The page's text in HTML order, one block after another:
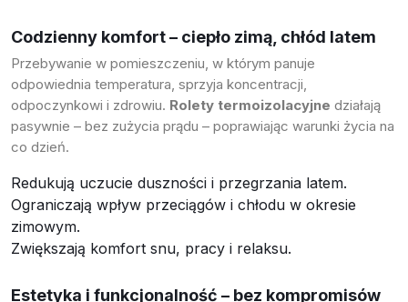
Codzienny komfort – ciepło zimą, chłód latem
Przebywanie w pomieszczeniu, w którym panuje
odpowiednia temperatura, sprzyja koncentracji,
odpoczynkowi i zdrowiu. Rolety termoizolacyjne działają
pasywnie – bez zużycia prądu – poprawiając warunki życia na
co dzień.
Redukują uczucie duszności i przegrzania latem.
Ograniczają wpływ przeciągów i chłodu w okresie
zimowym.
Zwiększają komfort snu, pracy i relaksu.
Estetyka i funkcjonalność – bez kompromisów